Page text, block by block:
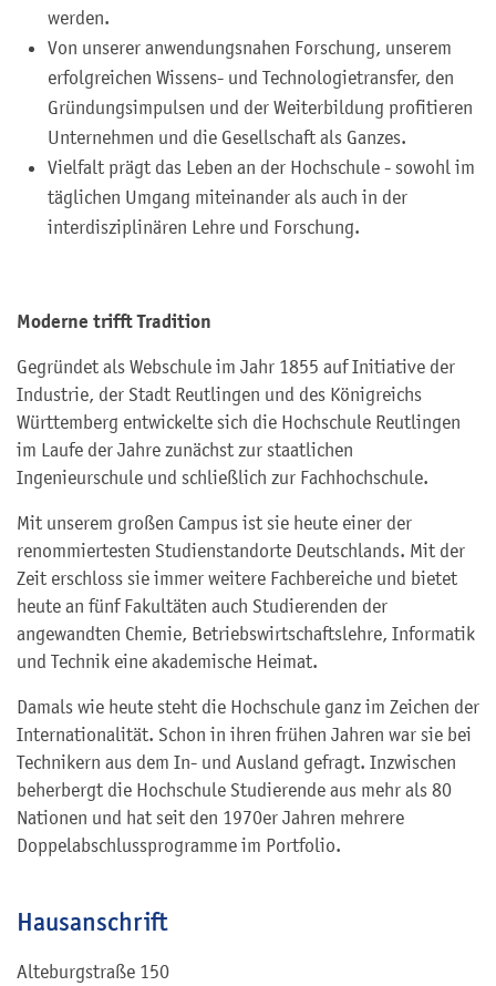
werden.
Von unserer anwendungsnahen Forschung, unserem
erfolgreichen Wissens- und Technologietransfer, den
Gründungsimpulsen und der Weiterbildung profitieren
Unternehmen und die Gesellschaft als Ganzes.
Vielfalt prägt das Leben an der Hochschule - sowohl im
täglichen Umgang miteinander als auch in der
interdisziplinären Lehre und Forschung.
Moderne trifft Tradition
Gegründet als Webschule im Jahr 1855 auf Initiative der
Industrie, der Stadt Reutlingen und des Königreichs
Württemberg entwickelte sich die Hochschule Reutlingen
im Laufe der Jahre zunächst zur staatlichen
Ingenieurschule und schließlich zur Fachhochschule.
Mit unserem großen Campus ist sie heute einer der
renommiertesten Studienstandorte Deutschlands. Mit der
Zeit erschloss sie immer weitere Fachbereiche und bietet
heute an fünf Fakultäten auch Studierenden der
angewandten Chemie, Betriebswirtschaftslehre, Informatik
und Technik eine akademische Heimat.
Damals wie heute steht die Hochschule ganz im Zeichen der
Internationalität. Schon in ihren frühen Jahren war sie bei
Technikern aus dem In- und Ausland gefragt. Inzwischen
beherbergt die Hochschule Studierende aus mehr als 80
Nationen und hat seit den 1970er Jahren mehrere
Doppelabschlussprogramme im Portfolio.
Hausanschrift
Alteburgstraße 150